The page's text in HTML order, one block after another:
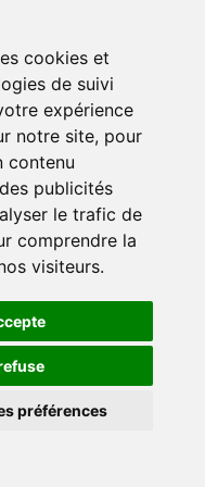
cookies et
de suivi
expérience
notre site, pour
contenu
publicités
le trafic de
comprendre la
visiteurs.
préférences